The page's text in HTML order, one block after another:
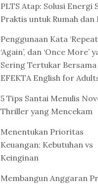
PLTS Atap: Solusi Energi
Praktis untuk Rumah dan
Penggunaan Kata
‘Again’, dan ‘Once More’
Sering Tertukar Bersama
EFEKTA English for
5 Tips Santai Menulis
Thriller yang Mencekam
Menentukan Prioritas
Keuangan: Kebutuhan vs
Keinginan
Membangun Anggaran